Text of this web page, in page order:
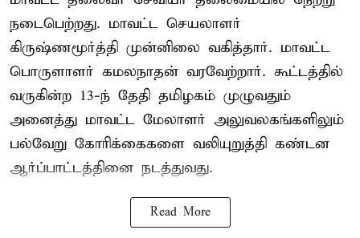
நடைபெற்றது. மாவட்ட செயலாளர்
கிருஷ்ணமூர்த்தி முன்னிலை வகித்தார். மாவட்ட
பொருளாளர் கமலநாதன் வரவேற்றார். கூட்டத்தில்
வருகின்ற 13-ந் தேதி தமிழகம் முழுவதும்
அனைத்து மாவட்ட மேலாளர் அலுவலகங்களிலும்
பல்வேறு கோரிக்கைகளை வலியுறுத்தி கண்டன
ஆர்ப்பாட்டத்தினை நடத்துவது.
Read More